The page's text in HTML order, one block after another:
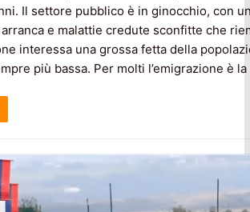
Il settore pubblico è in ginocchio, con
e malattie credute sconfitte che
interessa una grossa fetta della
più bassa. Per molti l’emigrazione è